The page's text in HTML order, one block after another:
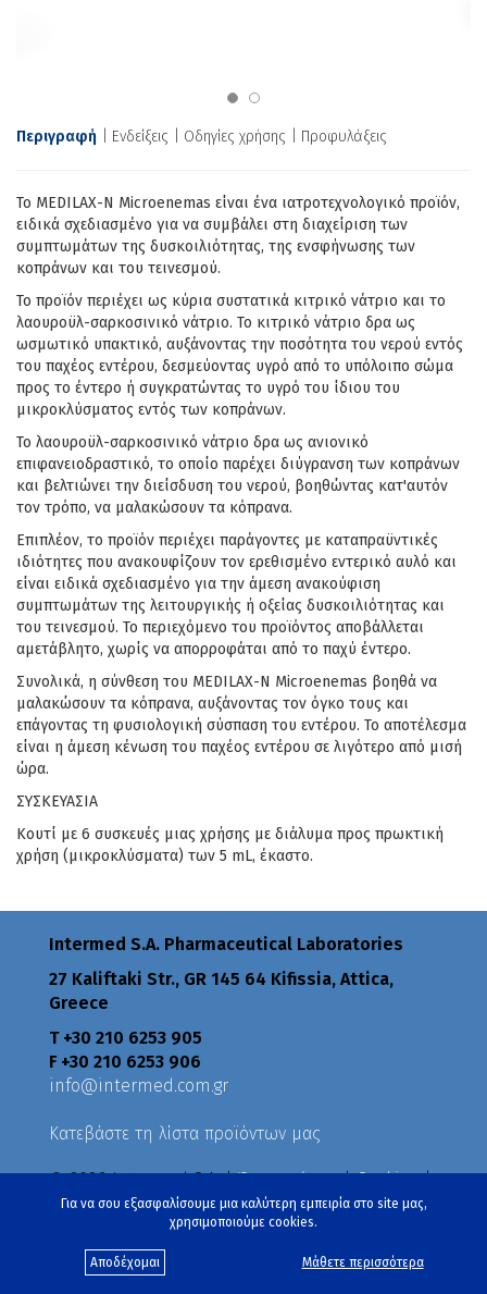
Για να σου εξασφαλίσουμε μια καλύτερη εμπειρία στο site μας,
χρησιμοποιούμε cookies.
Αποδέχομαι Μάθετε περισσότερα
Περιγραφή Ενδείξεις Οδηγίες χρήσης Προφυλάξεις
Το MEDILAX-N Microenemas είναι ένα ιατροτεχνολογικό προϊόν,
ειδικά σχεδιασμένο για να συμβάλει στη διαχείριση των
συμπτωμάτων της δυσκοιλιότητας, της ενσφήνωσης των
κοπράνων και του τεινεσμού.
Το προϊόν περιέχει ως κύρια συστατικά κιτρικό νάτριο και το
λαουροϋλ-σαρκοσινικό νάτριο. Το κιτρικό νάτριο δρα ως
ωσμωτικό υπακτικό, αυξάνοντας την ποσότητα του νερού εντός
του παχέος εντέρου, δεσμεύοντας υγρό από το υπόλοιπο σώμα
προς το έντερο ή συγκρατώντας το υγρό του ίδιου του
μικροκλύσματος εντός των κοπράνων.
Το λαουροϋλ-σαρκοσινικό νάτριο δρα ως ανιονικό
επιφανειοδραστικό, το οποίο παρέχει διύγρανση των κοπράνων
και βελτιώνει την διείσδυση του νερού, βοηθώντας κατ'αυτόν
τον τρόπο, να μαλακώσουν τα κόπρανα.
Επιπλέον, το προϊόν περιέχει παράγοντες με καταπραϋντικές
ιδιότητες που ανακουφίζουν τον ερεθισμένο εντερικό αυλό και
είναι ειδικά σχεδιασμένο για την άμεση ανακούφιση
συμπτωμάτων της λειτουργικής ή οξείας δυσκοιλιότητας και
του τεινεσμού. Το περιεχόμενο του προϊόντος αποβάλλεται
αμετάβλητο, χωρίς να απορροφάται από το παχύ έντερο.
Συνολικά, η σύνθεση του MEDILAX-N Microenemas βοηθά να
μαλακώσουν τα κόπρανα, αυξάνοντας τον όγκο τους και
επάγοντας τη φυσιολογική σύσπαση του εντέρου. Το αποτέλεσμα
είναι η άμεση κένωση του παχέος εντέρου σε λιγότερο από μισή
ώρα.
ΣΥΣΚΕΥΑΣΙΑ
Κουτί με 6 συσκευές μιας χρήσης με διάλυμα προς πρωκτική
χρήση (μικροκλύσματα) των 5 mL, έκαστο.
Intermed S.A. Pharmaceutical Laboratories
27 Kaliftaki Str., GR 145 64 Κifissia, Attica,
Greece
Τ +30 210 6253 905
F +30 210 6253 906
info@intermed.com.gr
Κατεβάστε τη λίστα προϊόντων μας
© 2026 Intermed S.A. |Όροι χρήσης|Cookies|
Πολιτική Απορρήτου|Πολιτικές
Created byeproductions